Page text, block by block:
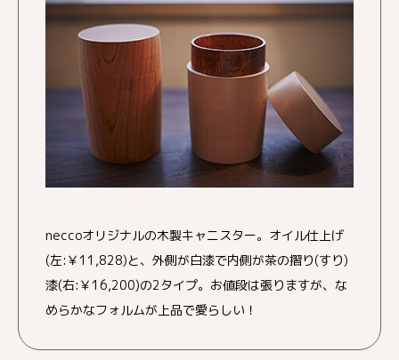
neccoオリジナルの木製キャニスター。オイル仕上げ
(左:￥11,828)と、外側が白漆で内側が茶の摺り(すり)
漆(右:￥16,200)の2タイプ。お値段は張りますが、な
めらかなフォルムが上品で愛らしい！